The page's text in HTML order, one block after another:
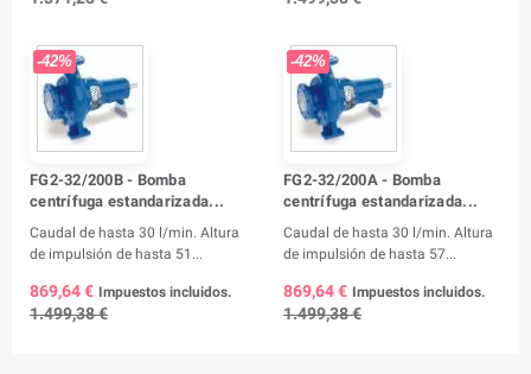
-42%
FG2-32/200B - Bomba
centrífuga estandarizada...
Caudal de hasta 30 l/min. Altura
de impulsión de hasta 51...
869,64 € Impuestos incluidos.
1.499,38 €
-42%
FG2-32/200A - Bomba
centrífuga estandarizada...
Caudal de hasta 30 l/min. Altura
de impulsión de hasta 57...
869,64 € Impuestos incluidos.
1.499,38 €